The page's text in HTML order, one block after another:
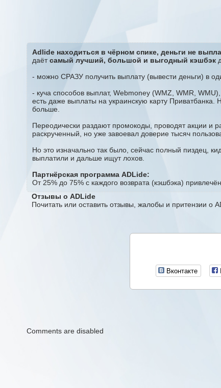
Adlide находиться в чёрном спике, деньги не
даётсамый лучший, большой и выгодный кэшбэк
- можно СРАЗУ получить выплату (вывести деньги) в
- куча способов выплат, Webmoney (WMZ, WMR,
есть даже выплаты на украинскую карту
больше.
Переодически раздают промокоды, проводят акции и
раскрученный, но уже завоевал доверие тысяч
Но это изначально так было, сейчас полный пиздец,
выплатили и дальше ищут лохов.
Партнёрская программа ADLide:
От 25% до 75% с каждого возврата (кэшбэка)
Отзывы о ADLide
Почитать или оставить отзывы, жалобы и притензии о
Вконтакте
Comments are disabled